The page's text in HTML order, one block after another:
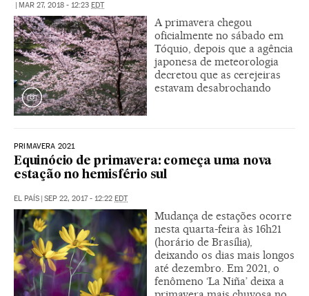
| MAR 27, 2018 - 12:23 EDT
A primavera chegou
oficialmente no sábado em
Tóquio, depois que a agência
japonesa de meteorologia
decretou que as cerejeiras
estavam desabrochando
PRIMAVERA 2021
Equinócio de primavera: começa uma nova
estação no hemisfério sul
EL PAÍS | SEP 22, 2017 - 12:22 EDT
Mudança de estações ocorre
nesta quarta-feira às 16h21
(horário de Brasília),
deixando os dias mais longos
até dezembro. Em 2021, o
fenômeno ‘La Niña’ deixa a